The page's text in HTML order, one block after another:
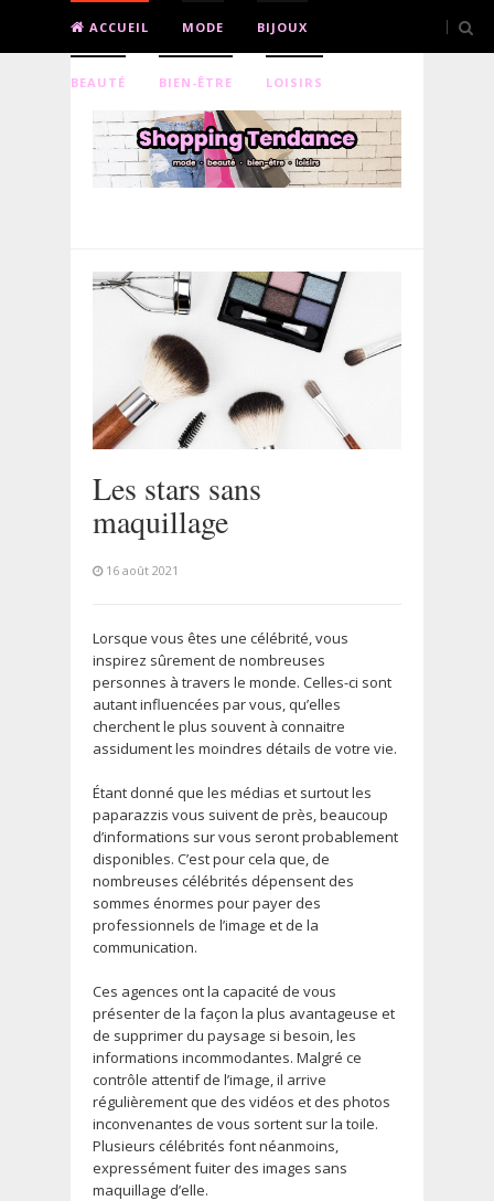
ACCUEIL MODE BIJOUX
BEAUTÉ BIEN-ÊTRE LOISIRS
Les stars sans
maquillage
16 août 2021
Lorsque vous êtes une célébrité, vous
inspirez sûrement de nombreuses
personnes à travers le monde. Celles-ci sont
autant influencées par vous, qu’elles
cherchent le plus souvent à connaitre
assidument les moindres détails de votre vie.
Étant donné que les médias et surtout les
paparazzis vous suivent de près, beaucoup
d’informations sur vous seront probablement
disponibles. C’est pour cela que, de
nombreuses célébrités dépensent des
sommes énormes pour payer des
professionnels de l’image et de la
communication.
Ces agences ont la capacité de vous
présenter de la façon la plus avantageuse et
de supprimer du paysage si besoin, les
informations incommodantes. Malgré ce
contrôle attentif de l’image, il arrive
régulièrement que des vidéos et des photos
inconvenantes de vous sortent sur la toile.
Plusieurs célébrités font néanmoins,
expressément fuiter des images sans
maquillage d’elle.